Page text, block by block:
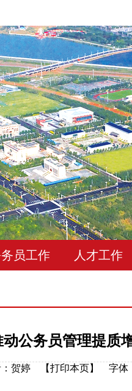
员工作 人才工作
公务员管理提质
：贺婷 【打印本页】 字体